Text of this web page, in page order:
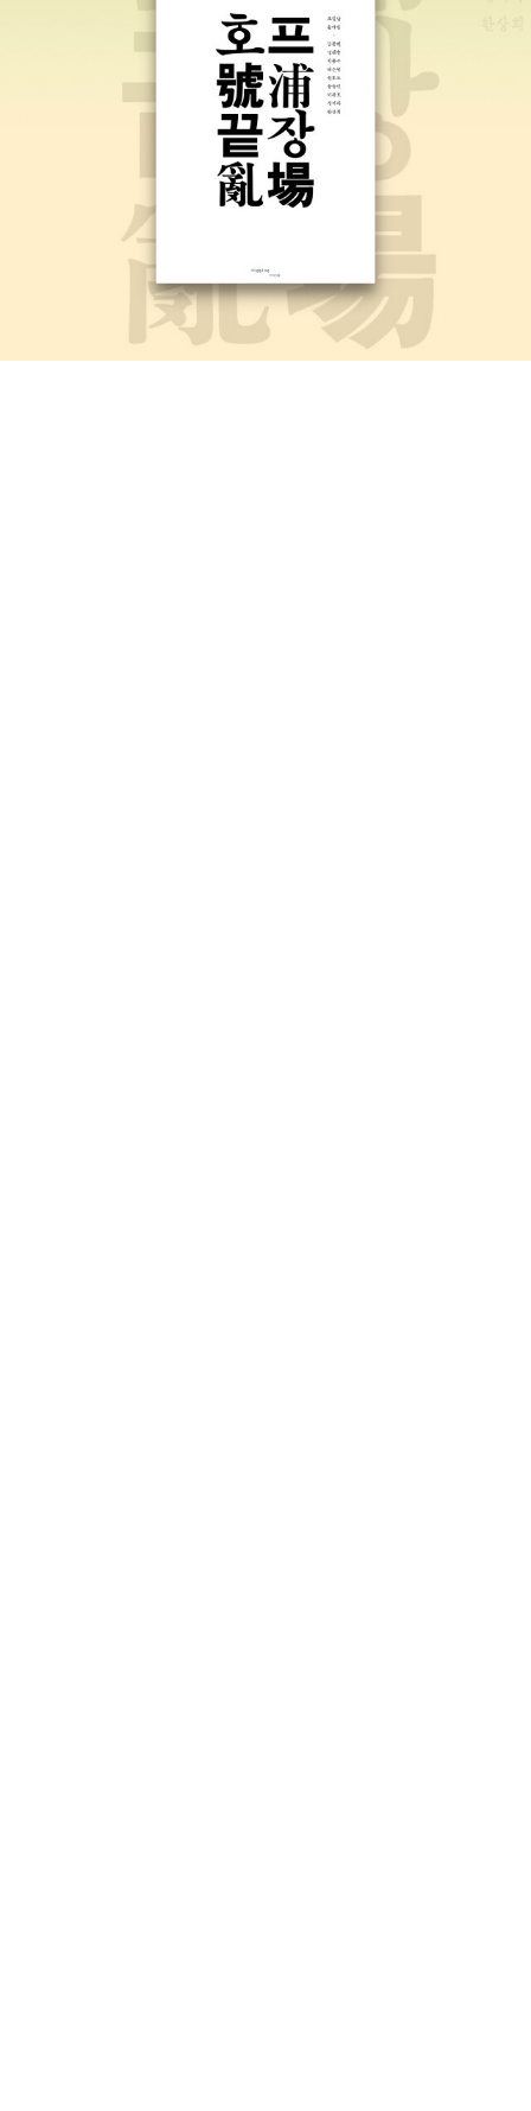
하다. 평양에 있는 건축물을 분석한 책인데, 꼭 한번 보고 싶다. 평야
의 건축은 어떠한지.. 웅장함 속에는 어떤 다른 의미가 있을까? 두번
째 책은 임금님의 '용안'을 분석한 책이다. 그것도 미적관점으로.. 에
미넴의 고백은 예전에 출간된 적이 있는데 재출간 되었다. 아마도 에
미넴의 내한공연 때문인것으로 보인다. 백인이지만 흑인스러운 그의
삶도 들여다보면 꽤 흥미롭다. <아흔아홉><곤충근장><솔
로몬 왕의 고뇌>김도연의 아흔아홉.. 평창 진부도서관에 13년째 출입
해서 명예관장도 수여받은작가란다. 이력도 재밌고 꾸준한 작가라 관
심이간다. 열린책들 세계문학판으로 나온 카렐 차페크의 곤충극장이
다. 마음산책에서 에밀 아자르 시리즈가 나온다고 한다. 프랑스문화
권에 관심이 많은 출판사같다.